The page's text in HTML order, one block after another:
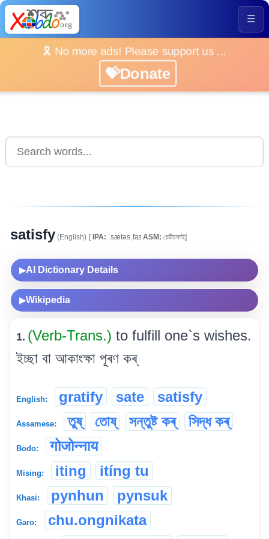
☰
🎗️ No more ads! Please support us ...
💝Donate
satisfy (English) [IPA: ˈsætəsˌfaɪ ASM: চেটিচফাই]
▶AI Dictionary Details
▶Wikipedia
1. (Verb-Trans.) to fulfill one`s wishes.
ইচ্ছা বা আকাংক্ষা পূৰণ কৰ্
English: gratify sate satisfy
Assamese: তুষ্ তোষ্ সন্তুষ্ট কৰ্ সিদ্ধ কৰ্
Bodo: गोजोन्नाय
Mising: iting itíng tu
Khasi: pynhun pynsuk
Garo:
chu.ongnikata